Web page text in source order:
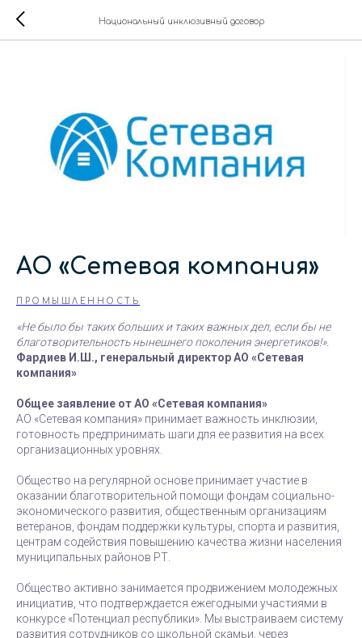
Национальный инклюзивный договор
АО «Сетевая компания»
ПРОМЫШЛЕННОСТЬ
«Не было бы таких больших и таких важных дел, если бы не
благотворительность нынешнего поколения энергетиков!».
Фардиев И.Ш., генеральный директор АО «Сетевая
компания»
Общее заявление от АО «Сетевая компания»
АО «Сетевая компания» принимает важность инклюзии,
готовность предпринимать шаги для ее развития на всех
организационных уровнях.
Общество на регулярной основе принимает участие в
оказании благотворительной помощи фондам социально-
экономического развития, общественным организациям
ветеранов, фондам поддержки культуры, спорта и развития,
центрам содействия повышению качества жизни населения
муниципальных районов РТ.
Общество активно занимается продвижением молодежных
инициатив, что подтверждается ежегодными участиями в
конкурсе «Потенциал республики». Мы выстраиваем систему
развития сотрудников со школьной скамьи, через